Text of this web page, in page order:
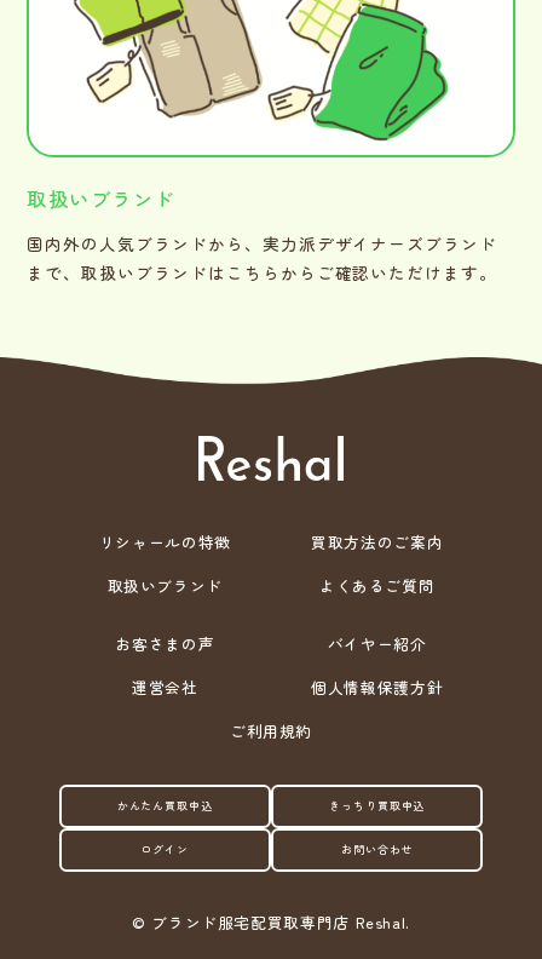
取扱いブランド
国内外の人気ブランドから、実力派デザイナーズブランド
まで、取扱いブランドはこちらからご確認いただけます。
リシャールの特徴
買取方法のご案内
取扱いブランド
よくあるご質問
お客さまの声
バイヤー紹介
運営会社
個人情報保護方針
ご利用規約
かんたん買取申込 きっちり買取申込
ログイン お問い合わせ
© ブランド服宅配買取専門店 Reshal.